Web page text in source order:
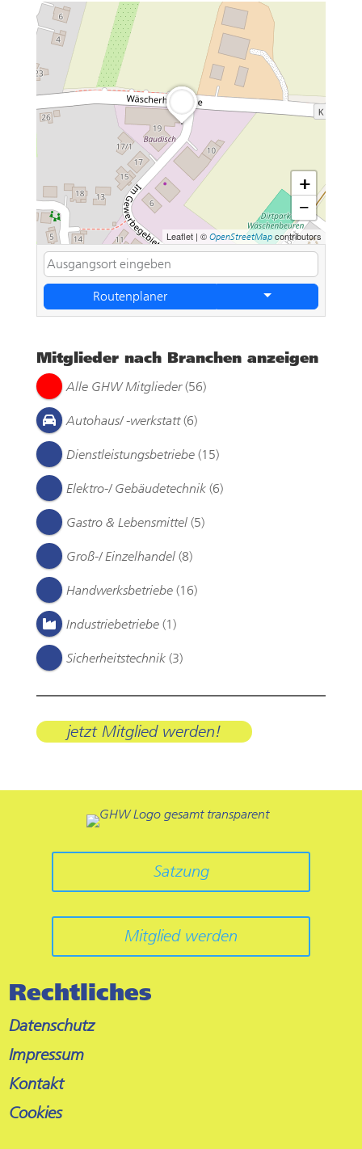
+
−
Leaflet | ©OpenStreetMap contributors
Routenplaner
Mitglieder nach Branchen anzeigen
Alle GHW Mitglieder (56)
Autohaus/ -werkstatt (6)
Dienstleistungsbetriebe (15)
Elektro-/ Gebäudetechnik (6)
Gastro & Lebensmittel (5)
Groß-/ Einzelhandel (8)
Handwerksbetriebe (16)
Industriebetriebe (1)
Sicherheitstechnik (3)
jetzt Mitglied werden!
Satzung
Mitglied werden
Rechtliches
Datenschutz
Impressum
Kontakt
Cookies